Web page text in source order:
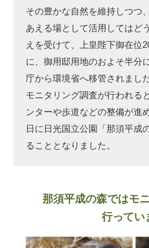
その豊かな自然を維持しつつ
あえる場として活用してはど
えを受けて、上皇陛下御在位
に、御用邸用地のおよそ半分
庁から環境省へ移管されまし
モニタリング調査が行われる
ンターや歩道などの整備が進
日に日光国立公園「那須平成
ることとなりました。
那須平成の森ではモ
行ってい